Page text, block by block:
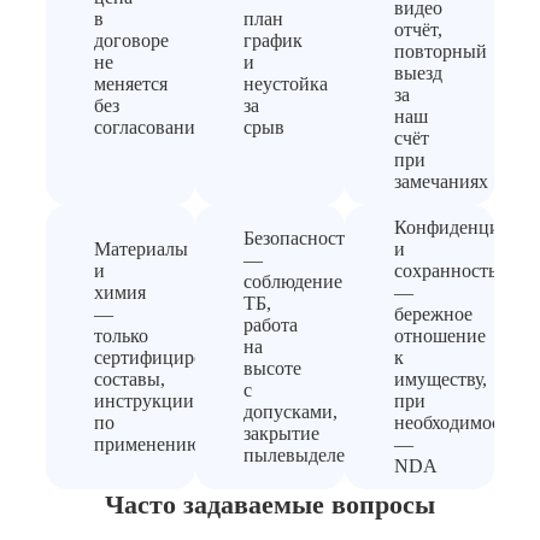
в
договоре
не
меняется
без
согласования
план
график
и
неустойка
за
срыв
видео
отчёт,
повторный
выезд
за
наш
счёт
при
замечаниях
Материалы
и
химия
—
только
сертифицированные
составы,
инструкции
по
применению
Безопасность
—
соблюдение
ТБ,
работа
на
высоте
с
допусками,
закрытие
пылевыделения
и
сохранность
—
бережное
отношение
к
имуществу,
при
необходимости
—
NDA
Часто задаваемые вопросы